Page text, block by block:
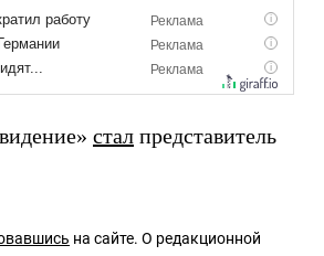
стал представитель
на сайте. О редакционной